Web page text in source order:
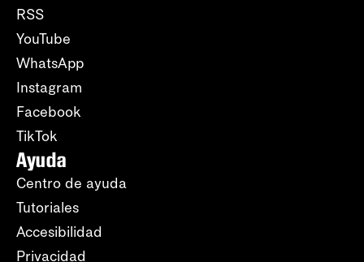
RSS
YouTube
WhatsApp
Instagram
Facebook
TikTok
Ayuda
Centro de ayuda
Tutoriales
Accesibilidad
Privacidad